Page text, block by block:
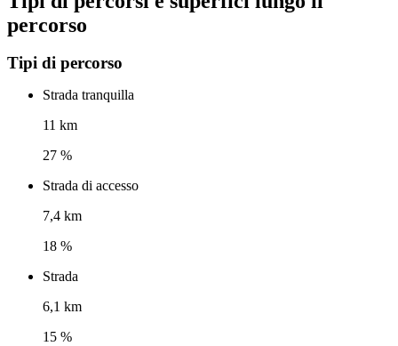
percorso
Tipi di percorso
Strada tranquilla
11 km
27 %
Strada di accesso
7,4 km
18 %
Strada
6,1 km
15 %